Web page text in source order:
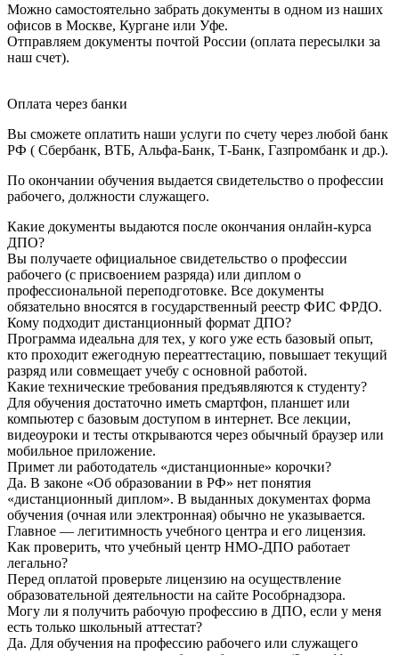
Можно самостоятельно забрать документы в одном из наших
офисов в Москве, Кургане или Уфе.
Отправляем документы почтой России (оплата пересылки за
наш счет).
Оплата через банки
Вы сможете оплатить наши услуги по счету через любой банк
РФ ( Сбербанк, ВТБ, Альфа-Банк, Т-Банк, Газпромбанк и др.).
По окончании обучения выдается свидетельство о профессии
рабочего, должности служащего.
Какие документы выдаются после окончания онлайн-курса
ДПО?
Вы получаете официальное свидетельство о профессии
рабочего (с присвоением разряда) или диплом о
профессиональной переподготовке. Все документы
обязательно вносятся в государственный реестр ФИС ФРДО.
Кому подходит дистанционный формат ДПО?
Программа идеальна для тех, у кого уже есть базовый опыт,
кто проходит ежегодную переаттестацию, повышает текущий
разряд или совмещает учебу с основной работой.
Какие технические требования предъявляются к студенту?
Для обучения достаточно иметь смартфон, планшет или
компьютер с базовым доступом в интернет. Все лекции,
видеоуроки и тесты открываются через обычный браузер или
мобильное приложение.
Примет ли работодатель «дистанционные» корочки?
Да. В законе «Об образовании в РФ» нет понятия
«дистанционный диплом». В выданных документах форма
обучения (очная или электронная) обычно не указывается.
Главное — легитимность учебного центра и его лицензия.
Как проверить, что учебный центр НМО-ДПО работает
легально?
Перед оплатой проверьте лицензию на осуществление
образовательной деятельности на сайте Рособрнадзора.
Могу ли я получить рабочую профессию в ДПО, если у меня
есть только школьный аттестат?
Да. Для обучения на профессию рабочего или служащего